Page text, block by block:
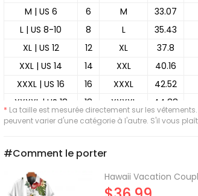
M | US 6
6 M 33.07
L | US 8-10
8 L 35.43
XL | US 12
12 XL 37.8
XXL | US 14
14 XXL 40.16
XXXL | US 16
16 XXXL 42.52
XXXXL | US 18
18 XXXXL 44.88
XXXXXL | US 20
20 XXXXXL 47.24
* La taille est mesurée directement sur les
peuvent varier d'une catégorie à l'autre. S'il vous
#Comment le porter